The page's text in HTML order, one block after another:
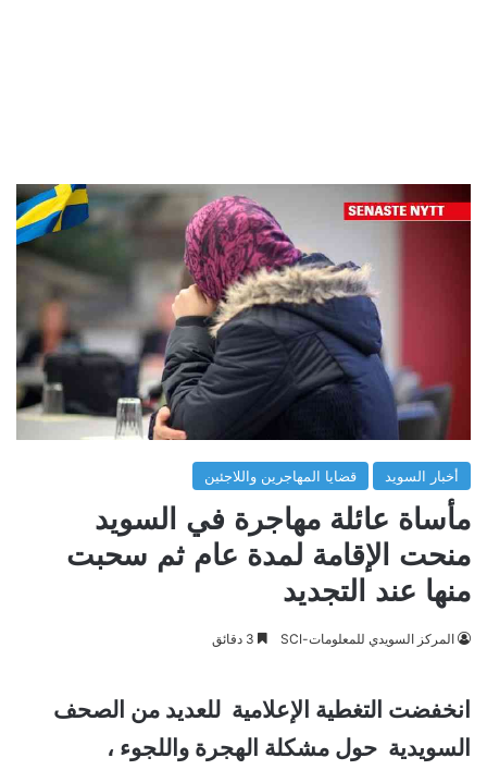
أخبار السويد قضايا المهاجرين واللاجئين
مأساة عائلة مهاجرة في السويد
منحت الإقامة لمدة عام ثم سحبت
منها عند التجديد
المركز السويدي للمعلومات-SCI
انخفضت التغطية الإعلامية للعديد من الصحف
السويدية حول مشكلة الهجرة واللجوء ،